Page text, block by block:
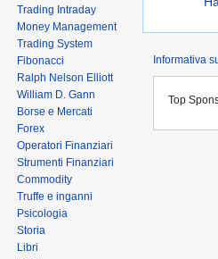
Trading Intraday
Money Management
Trading System
Fibonacci
Ralph Nelson Elliott
William D. Gann
Borse e Mercati
Forex
Operatori Finanziari
Strumenti Finanziari
Commodity
Truffe e inganni
Psicologia
Storia
Libri
Informativa
Top